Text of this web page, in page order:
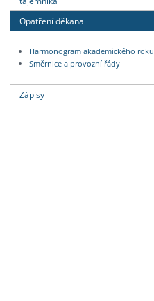
Opatření děkana
Harmonogram akademického roku
Směrnice a provozní řády
Zápisy